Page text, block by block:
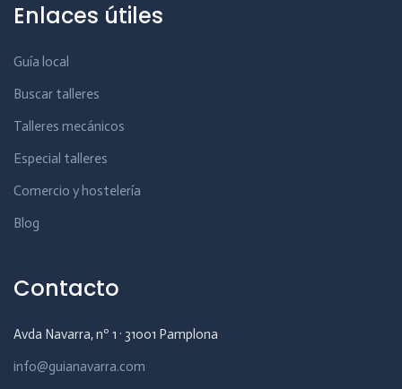
Enlaces útiles
Guía local
Buscar talleres
Talleres mecánicos
Especial talleres
Comercio y hostelería
Blog
Contacto
Avda Navarra, nº 1 · 31001 Pamplona
info@guianavarra.com